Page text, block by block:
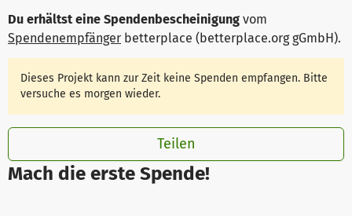
Mach die erste Spende!
Du erhältst eine Spendenbescheinigung vom
Spendenempfänger betterplace (betterplace.org gGmbH).
Dieses Projekt kann zur Zeit keine Spenden empfangen. Bitte
versuche es morgen wieder.
Teilen